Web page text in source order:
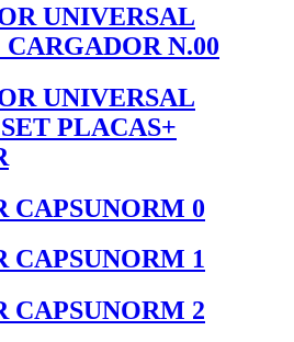
UNIVERSAL
N.00
UNIVERSAL
PLACAS+
CAPSUNORM 0
CAPSUNORM 1
CAPSUNORM 2